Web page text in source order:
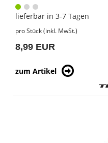
lieferbar in 3-7 Tagen
pro Stück (inkl. MwSt.)
8,99 EUR
zum Artikel